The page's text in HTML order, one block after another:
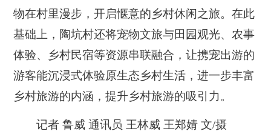
物在村里漫步，开启惬意的乡村休闲之旅。在此
基础上，陶坑村还将宠物文旅与田园观光、农事
体验、乡村民宿等资源串联融合，让携宠出游的
游客能沉浸式体验原生态乡村生活，进一步丰富
乡村旅游的内涵，提升乡村旅游的吸引力。
记者 鲁威 通讯员 王林威 王郑婧 文/摄